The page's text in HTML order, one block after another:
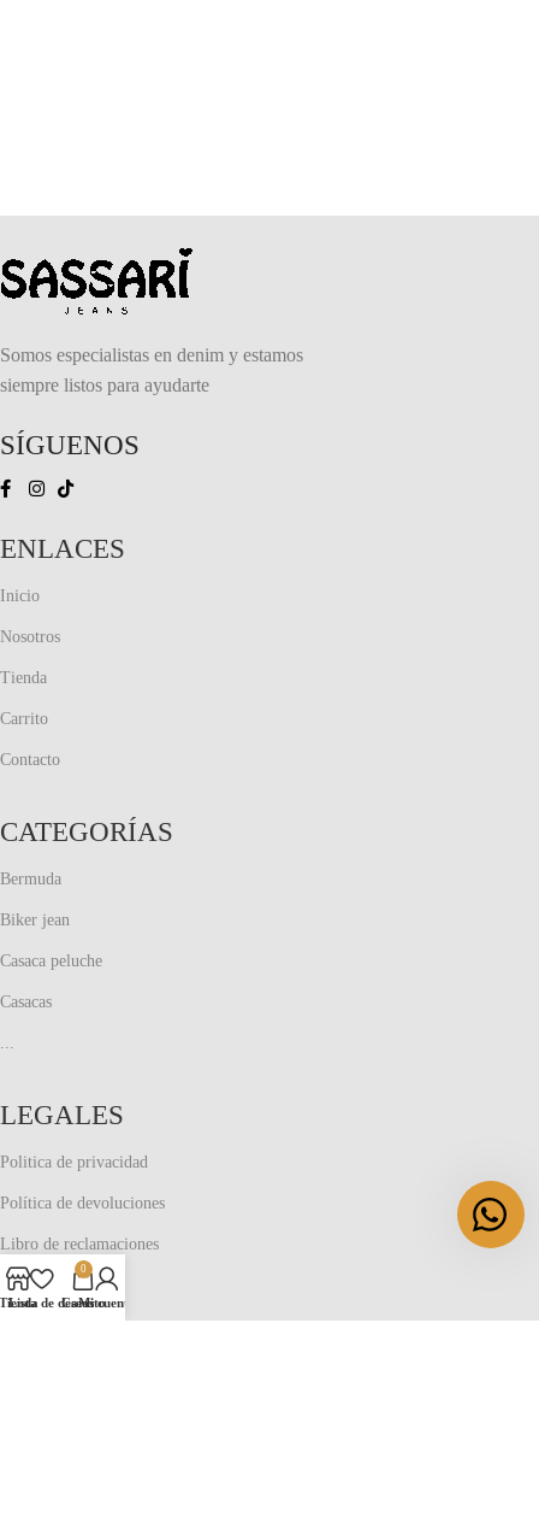
Somos especialistas en denim y estamos
siempre listos para ayudarte
SÍGUENOS
ENLACES
Inicio
Nosotros
Tienda
Carrito
Contacto
CATEGORÍAS
Bermuda
Biker jean
Casaca peluche
Casacas
...
LEGALES
Politica de privacidad
Política de devoluciones
Libro de reclamaciones
TIENDAS
Lista de deseos
0
Carrito
Mi cuenta